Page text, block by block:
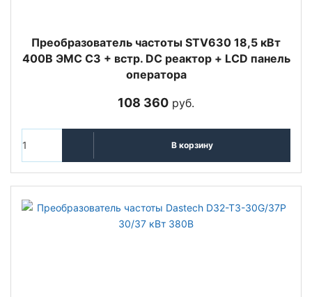
Преобразователь частоты STV630 18,5 кВт
400В ЭМС С3 + встр. DC реактор + LCD панель
оператора
108 360 руб.
В корзину